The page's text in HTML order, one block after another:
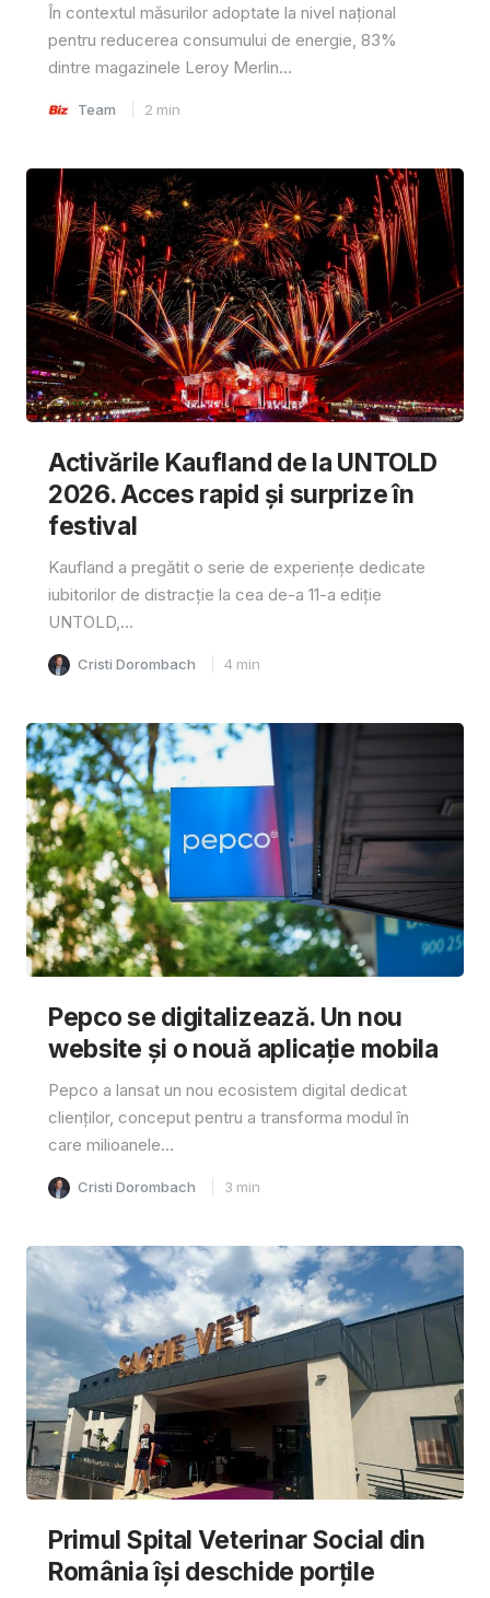
În contextul măsurilor adoptate la nivel național
pentru reducerea consumului de energie, 83%
dintre magazinele Leroy Merlin...
Team 2 min
Activările Kaufland de la UNTOLD
2026. Acces rapid și surprize în
festival
Kaufland a pregătit o serie de experiențe dedicate
iubitorilor de distracție la cea de-a 11-a ediție
UNTOLD,...
Cristi Dorombach 4 min
Pepco se digitalizează. Un nou
website și o nouă aplicație mobila
Pepco a lansat un nou ecosistem digital dedicat
clienților, conceput pentru a transforma modul în
care milioanele...
Cristi Dorombach 3 min
Primul Spital Veterinar Social din
România își deschide porțile